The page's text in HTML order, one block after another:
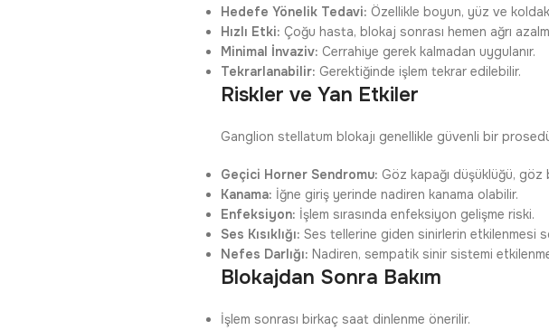
Hedefe Yönelik Tedavi: Özellikle boyun, yüz ve
Hızlı Etki: Çoğu hasta, blokaj sonrası hemen ağrı
Minimal İnvaziv: Cerrahiye gerek kalmadan uygulanır.
Tekrarlanabilir: Gerektiğinde işlem tekrar edilebilir.
Riskler ve Yan Etkiler
Ganglion stellatum blokajı genellikle güvenli bir
Geçici Horner Sendromu: Göz kapağı düşüklüğü,
Kanama: İğne giriş yerinde nadiren kanama olabilir.
Enfeksiyon: İşlem sırasında enfeksiyon gelişme riski.
Ses Kısıklığı: Ses tellerine giden sinirlerin etkilenmesi
Nefes Darlığı: Nadiren, sempatik sinir sistemi
Blokajdan Sonra Bakım
İşlem sonrası birkaç saat dinlenme önerilir.